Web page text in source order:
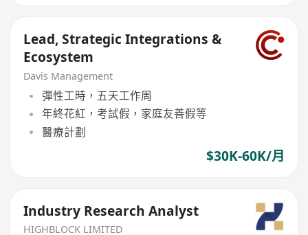
Lead, Strategic Integrations &
Ecosystem
Davis Management
彈性工時，五天工作周
年終花紅，考試假，家庭友善假等
醫療計劃
$30K-60K/月
Industry Research Analyst
HIGHBLOCK LIMITED